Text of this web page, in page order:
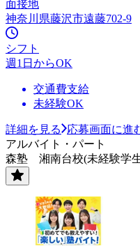
面接地
神奈川県藤沢市遠藤702-9
シフト
週1日からOK
交通費支給
未経験OK
詳細を見る
応募画面に進
アルバイト・パート
森塾 湘南台校(未経験学